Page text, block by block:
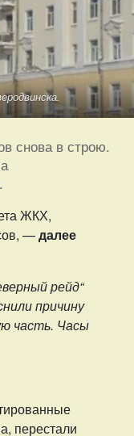
снова в строю.
ЖКХ,
—далее
рейд“
причину
часть. Часы
перестали